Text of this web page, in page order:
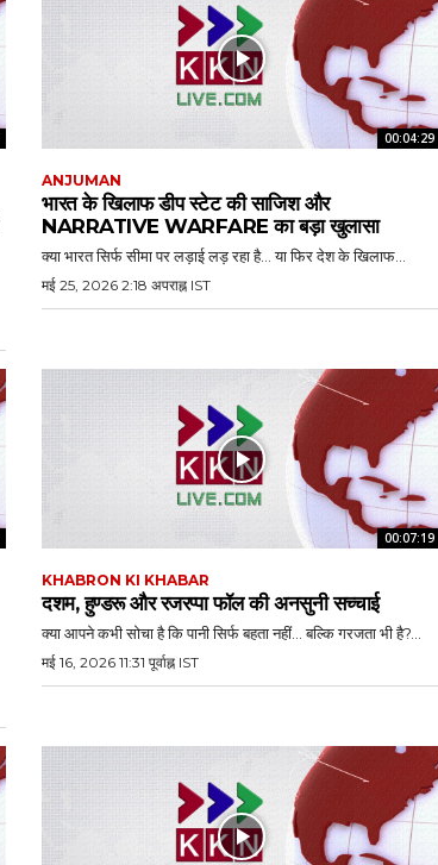
00:04:29
ANJUMAN
भारत के खिलाफ डीप स्टेट की साजिश और
NARRATIVE WARFARE का बड़ा खुलासा
क्या भारत सिर्फ सीमा पर लड़ाई लड़ रहा है… या फिर देश के खिलाफ...
मई 25, 2026 2:18 अपराह्न IST
00:07:19
KHABRON KI KHABAR
दशम, हुण्डरू और रजरप्पा फॉल की अनसुनी सच्चाई
क्या आपने कभी सोचा है कि पानी सिर्फ बहता नहीं… बल्कि गरजता भी है?...
मई 16, 2026 11:31 पूर्वाह्न IST